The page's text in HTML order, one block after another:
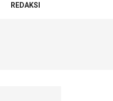
REDAKSI